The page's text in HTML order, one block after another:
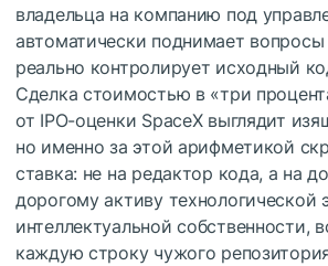
владельца на компанию под
автоматически поднимает
реально контролирует исходный
Сделка стоимостью в «три
от IPO-оценки SpaceX выглядит
но именно за этой арифметикой
ставка: не на редактор кода, а на
дорогому активу
интеллектуальной собственности,
каждую строку чужого